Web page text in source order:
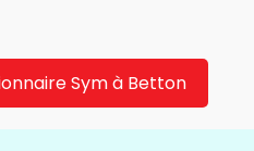
Sym à Betton